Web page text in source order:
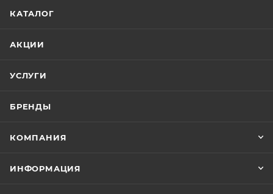
КАТАЛОГ
АКЦИИ
УСЛУГИ
БРЕНДЫ
КОМПАНИЯ
ИНФОРМАЦИЯ